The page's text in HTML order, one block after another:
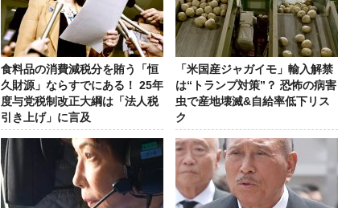
食料品の消費減税分を賄う「恒
久財源」ならすでにある！ 25年
度与党税制改正大綱は「法人税
引き上げ」に言及
「米国産ジャガイモ」輸入解禁
は“トランプ対策”？ 恐怖の病害
虫で産地壊滅&自給率低下リス
ク